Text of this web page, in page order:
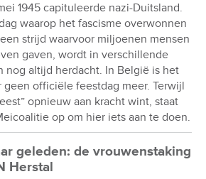
1945 capituleerde nazi-Duitsland.
waarop het fascisme overwonnen
strijd waarvoor miljoenen mensen
gaven, wordt in verschillende
nog altijd herdacht. In België is het
geen officiële feestdag meer. Terwijl
opnieuw aan kracht wint, staat
op om hier iets aan te doen.
geleden: de vrouwenstaking
Herstal